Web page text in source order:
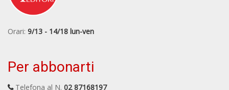
Orari: 9/13 - 14/18 lun-ven
Per abbonarti
Telefona al N. 02 87168197